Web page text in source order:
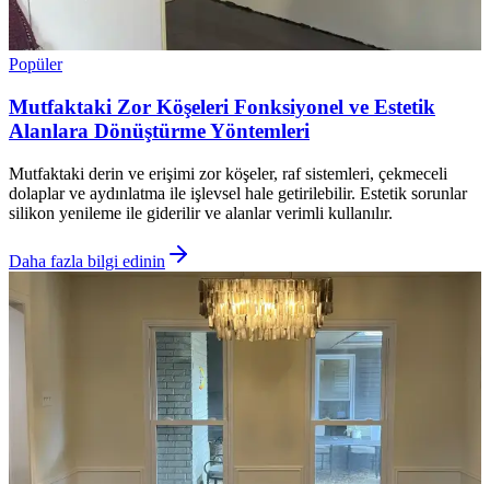
Popüler
Mutfaktaki Zor Köşeleri Fonksiyonel ve Estetik
Alanlara Dönüştürme Yöntemleri
Mutfaktaki derin ve erişimi zor köşeler, raf sistemleri, çekmeceli
dolaplar ve aydınlatma ile işlevsel hale getirilebilir. Estetik sorunlar
silikon yenileme ile giderilir ve alanlar verimli kullanılır.
Daha fazla bilgi edinin